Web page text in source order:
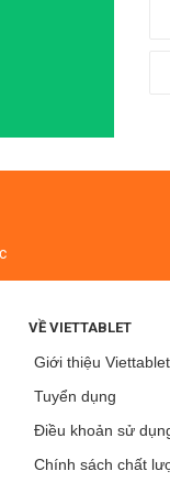
hoàn thiện từ
thước máy cao
tím đây là những
cầm trên tay rất gọn
VỀ VIETTABLET
Giới thiệu Viettablet
Tuyển dụng
Điều khoản sử
Chính sách chất